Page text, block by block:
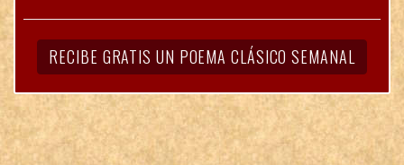
RECIBE GRATIS UN POEMA CLÁSICO SEMANAL